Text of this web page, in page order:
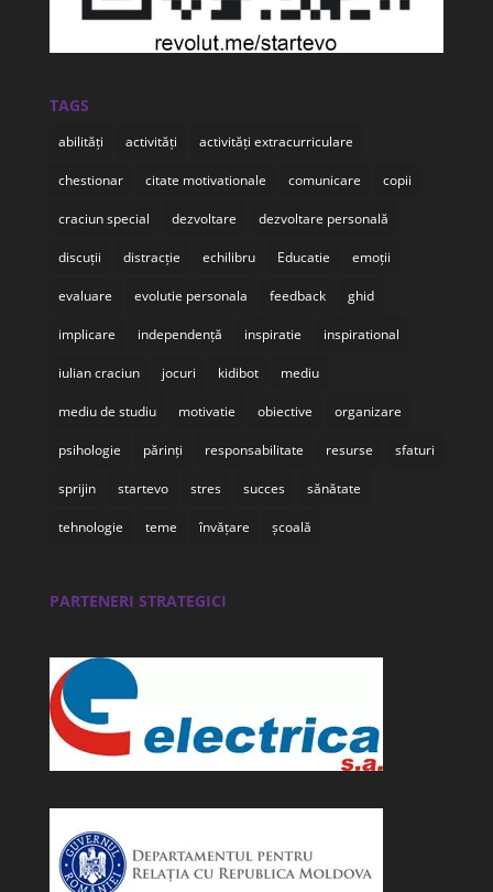
TAGS
abilități activități activități extracurriculare
chestionar citate motivationale comunicare copii
craciun special dezvoltare dezvoltare personală
discuții distracție echilibru Educatie emoții
evaluare evolutie personala feedback ghid
implicare independență inspiratie inspirational
iulian craciun jocuri kidibot mediu
mediu de studiu motivatie obiective organizare
psihologie părinți responsabilitate resurse sfaturi
sprijin startevo stres succes sănătate
tehnologie teme învățare școală
PARTENERI STRATEGICI